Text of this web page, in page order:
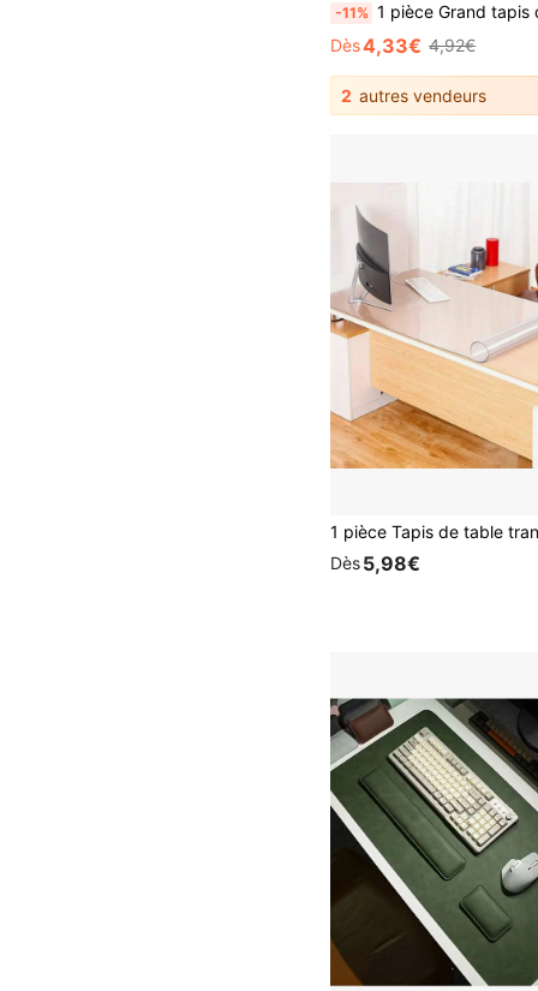
-11% 1 pièce Grand tapis de bureau, tapis de souris, papier buvard en PU antidérapant, tapis de bureau pour ordinateur portable, tapis de bureau pour manucure et maquillage, tapis de table à café, tapis de coiffeuse, nappe super grande, imperméable,
Dès4,33€ 4,92€
2 autres vendeurs
Dès5,98€